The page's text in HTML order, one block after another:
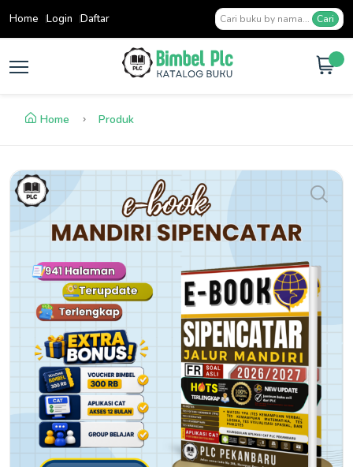
Home Login Daftar Cari
Home Produk